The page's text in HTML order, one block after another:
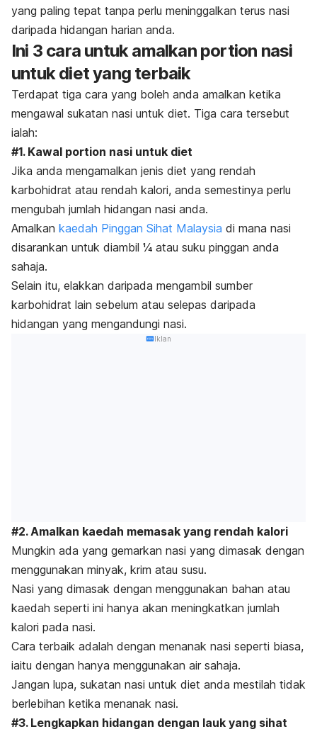
yang paling tepat tanpa perlu meninggalkan terus nasi
daripada hidangan harian anda.
Ini 3 cara untuk amalkan portion nasi
untuk diet yang terbaik
Terdapat tiga cara yang boleh anda amalkan ketika
mengawal sukatan nasi untuk diet. Tiga cara tersebut
ialah:
#1. Kawal portion nasi untuk diet
Jika anda mengamalkan jenis diet yang rendah
karbohidrat atau rendah kalori, anda semestinya perlu
mengubah jumlah hidangan nasi anda.
Amalkan kaedah Pinggan Sihat Malaysia di mana nasi
disarankan untuk diambil ¼ atau suku pinggan anda
sahaja.
Selain itu, elakkan daripada mengambil sumber
karbohidrat lain sebelum atau selepas daripada
hidangan yang mengandungi nasi.
Iklan
#2. Amalkan kaedah memasak yang rendah kalori
Mungkin ada yang gemarkan nasi yang dimasak dengan
menggunakan minyak, krim atau susu.
Nasi yang dimasak dengan menggunakan bahan atau
kaedah seperti ini hanya akan meningkatkan jumlah
kalori pada nasi.
Cara terbaik adalah dengan menanak nasi seperti biasa,
iaitu dengan hanya menggunakan air sahaja.
Jangan lupa, sukatan nasi untuk diet anda mestilah tidak
berlebihan ketika menanak nasi.
#3. Lengkapkan hidangan dengan lauk yang sihat